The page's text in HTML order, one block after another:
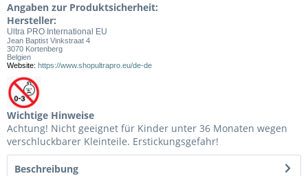
Angaben zur Produktsicherheit:
Hersteller:
Ultra PRO International EU
Jean Baptist Vinkstraat 4
3070 Kortenberg
Belgien
Website: https://www.shopultrapro.eu/de-de
Wichtige Hinweise
Achtung! Nicht geeignet für Kinder unter 36 Monaten wegen
verschluckbarer Kleinteile. Erstickungsgefahr!
Beschreibung